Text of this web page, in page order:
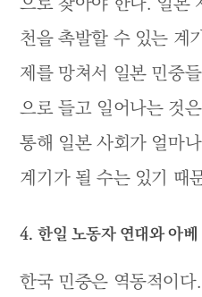
천을 촉발할 수 있는 계
제를 망쳐서 일본 민중
으로 들고 일어나는 것
통해 일본 사회가 얼마
계기가 될 수는 있기 때
4. 한일 노동자 연대와 아베
한국 민중은 역동적이